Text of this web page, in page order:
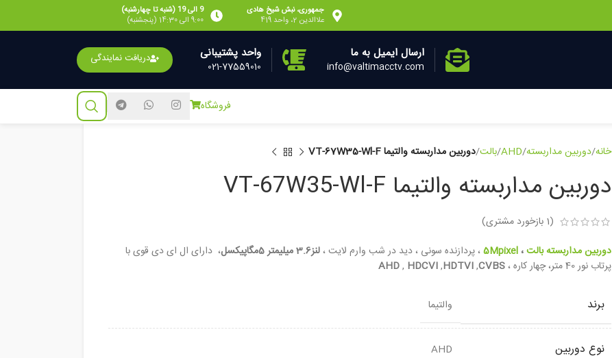
جمهوری، نبش شیخ هادی
علاالدین 2، واحد 419
9 الی 19 (شنبه تا چهارشنبه)
9:00 الی 14:30 (پنجشنبه)
ارسال ایمیل به ما
info@valtimacctv.com
واحد پشتیبانی
021-77559010
دریافت نمایندگی
فروشگاه
خانه دوربین مداربسته AHD بالت دوربین مداربسته والتیما VT-67W35-Wl-F
دوربین مداربسته والتیما VT-67W35-Wl-F
(
1 بازخورد مشتری)
دوربین مداربسته بالت،5Mpixel، پردازنده سونی ، دید در شب وارم لایت ،لنز3.6 میلیمتر 5مگاپیکسل
، دارای ال ای دی قوی با
پرتاب نور 40 متر، چهار کاره ،
AHD, HDCVI,HDTVI,CVBS
برند والتیما
نوع دوربین AHD